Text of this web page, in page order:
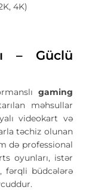
4K)
– Güclü
gaming
məhsullar
videokart və
təchiz olunan
də professional
oyunları, istər
fərqli büdcələrə